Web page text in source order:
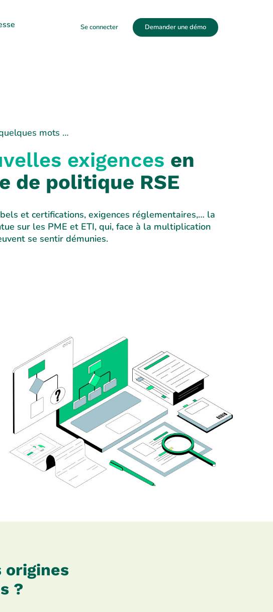
Se connecter Demander une démo
mots …
exigences en
de politique RSE
et certifications, exigences réglementaires,… la
sur les PME et ETI, qui, face à la multiplication
se sentir démunies.
origines
?